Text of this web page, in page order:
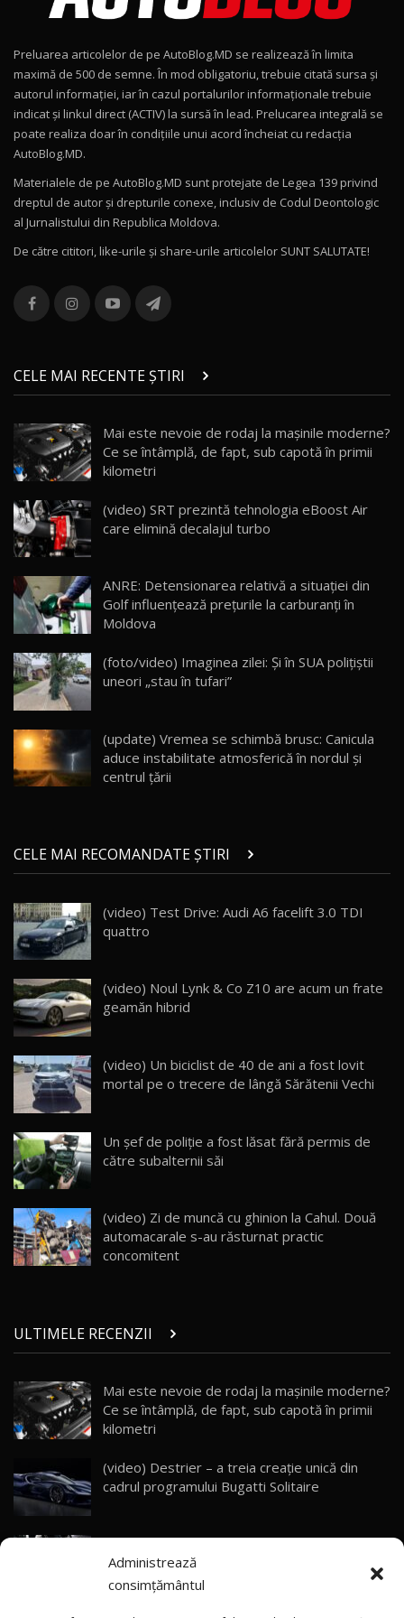
Administrează
consimțământul
15:22
Mercedes-AMG E 53 HYBRID 4MATIC+ / Test
Drive AutoBlog.MD
16:27
11
Noul Volvo ES90 / Test Drive AutoBlog.MD
12
Noul MG HS / Test Drive AutoBlog.MD
16:48
13
combină aventura cu luxul / AutoBlog.MD
36:08
chinez care face lumea să se întoarcă după el
/ AutoBlog.MD
17:27
15 14:37
16
AutoBlogMD
13:10
17 20:06
30:08
AutoBlog.MD
23:36
20
Noul ZEEKR 7X / Test Drive AutoBlog.MD
29:08
21
Micul BYD Dolphin Surf / Test Drive
AutoBlog.MD
16:59
22
Noua Mazda 6e / Test Drive AutoBlog.MD
26:59
23
Lynk & Co 01 / Test Drive AutoBlog.MD
25:19
24
ZEEKR 009: Cel mai Performant și Confortabil
Van Electric Testat în Moldova / AutoBlog.MD
26:38
25
mai Exclusiv și Puternic Defender Testat în
Moldova
32:21
26
AutoBlog.MD
10:57
28
Noul Geely Monjaro 2025! Mai ieftin și mai
dotat / Test Drive AutoBlog.MD
29
ZEEKR 9X - PRIMUL TEST DRIVE ÎN ROMÂNĂ!
CUM SE CONDUCE?
33:40
30
Primele impresii despre BYD Seal U DM-i,
Sealion 7 și Seal 5 DM-i / Test Drive
AutoBlog.MD
13:56
Preluarea articolelor de pe AutoBlog.MD se realizează în limita
maximă de 500 de semne. În mod obligatoriu, trebuie citată sursa și
autorul informației, iar în cazul portalurilor informaționale trebuie
indicat și linkul direct (ACTIV) la sursă în lead. Prelucarea integrală se
poate realiza doar în condițiile unui acord încheiat cu redacţia
AutoBlog.MD.
Materialele de pe AutoBlog.MD sunt protejate de Legea 139 privind
dreptul de autor și drepturile conexe, inclusiv de Codul Deontologic
al Jurnalistului din Republica Moldova.
De către cititori, like-urile şi share-urile articolelor SUNT SALUTATE!
CELE MAI RECENTE ȘTIRI
Mai este nevoie de rodaj la mașinile moderne?
Ce se întâmplă, de fapt, sub capotă în primii
kilometri
(video) SRT prezintă tehnologia eBoost Air
care elimină decalajul turbo
ANRE: Detensionarea relativă a situației din
Golf influențează prețurile la carburanți în
Moldova
(foto/video) Imaginea zilei: Și în SUA polițiștii
uneori „stau în tufari”
(update) Vremea se schimbă brusc: Canicula
aduce instabilitate atmosferică în nordul și
centrul țării
CELE MAI RECOMANDATE ȘTIRI
(video) Test Drive: Audi A6 facelift 3.0 TDI
quattro
(video) Noul Lynk & Co Z10 are acum un frate
geamăn hibrid
(video) Un biciclist de 40 de ani a fost lovit
mortal pe o trecere de lângă Sărătenii Vechi
Un șef de poliție a fost lăsat fără permis de
către subalternii săi
(video) Zi de muncă cu ghinion la Cahul. Două
automacarale s-au răsturnat practic
concomitent
ULTIMELE RECENZII
Mai este nevoie de rodaj la mașinile moderne?
Ce se întâmplă, de fapt, sub capotă în primii
kilometri
(video) Destrier – a treia creație unică din
cadrul programului Bugatti Solitaire
(video) SRT prezintă tehnologia eBoost Air
care elimină decalajul turbo